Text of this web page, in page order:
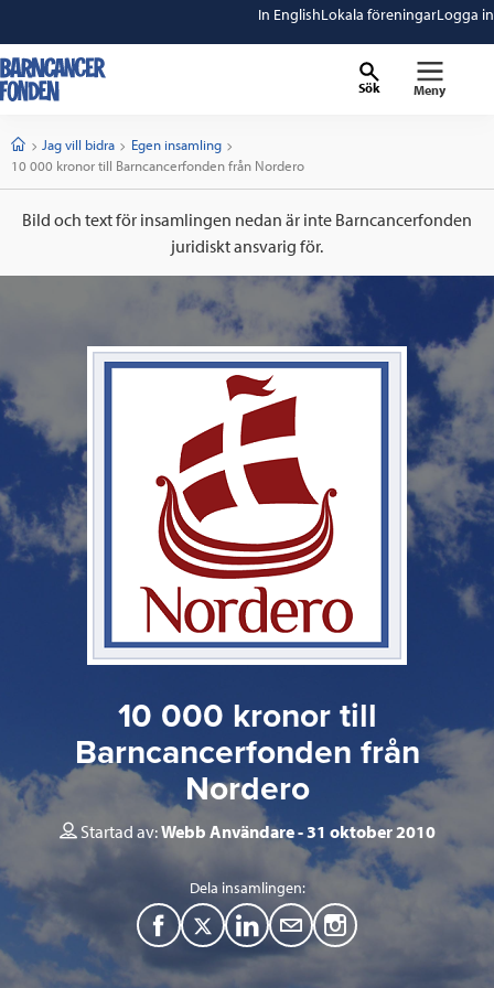
In EnglishLokala föreningarLogga in
Sök Meny
StartJag vill bidra
Egen insamling
Current:
10 000 kronor till Barncancerfonden från Nordero
Bild och text för insamlingen nedan är inte Barncancerfonden
juridiskt ansvarig för.
10 000 kronor till
Barncancerfonden från
Nordero
Startad av:Webb Användare 31 oktober 2010
Dela insamlingen:
F
a
T
w
L
M
a